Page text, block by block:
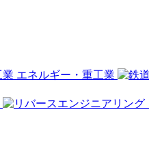
エネルギー・重工業